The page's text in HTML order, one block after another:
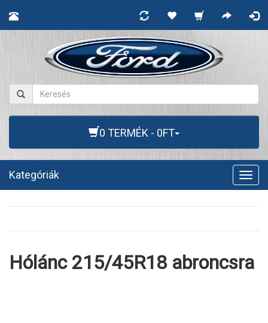
0 TERMÉK - 0FT
Kategóriák
Hólánc 215/45R18 abroncsra